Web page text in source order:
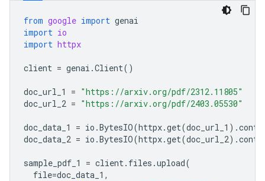
from google import genai
import io
import httpx
client = genai .Client()
doc_url_1 = "https://arxiv.org/pdf/2312.11805"
doc_url_2 = "https://arxiv.org/pdf/2403.05530"
doc_data_1 = io .BytesIO(httpx.get(doc_url_1 ) .
doc_data_2 = io .BytesIO(httpx.get(doc_url_2) .
sample_pdf_1 = client. files .upload(
file=doc_data_1 ,